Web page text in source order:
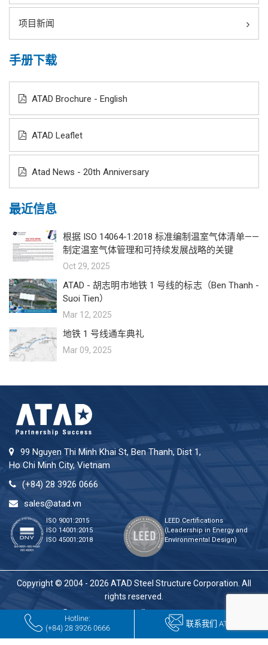
项目新闻
手册下载
ATAD Brochure - English
ATAD Leaflet
Atad News - 20th Anniversary
最近信息
根据 ISO 14064-1:2018 标准编制温室气体清单——
制定温室气体管理和可持续发展战略的关键
Oct 29, 2025
ATAD - 胡志明市地铁 1 号线的标志（Ben Thanh -
Suoi Tien）
Mar 12, 2025
地铁 1 号线通车典礼
Mar 09, 2025
99 Nguyen Thi Minh Khai St, Ben Thanh, Dist 1,
Ho Chi Minh City, Vietnam
(+84) 28 3926 0666
sales@atad.vn
ISO 9001:2015
ISO 14001:2015
ISO 45001:2018
LEED Certifications
(Leadership in Energy and
Environmental Design)
Copyright © 2004 - 2026 ATAD Steel Structure Corporation. All
rights reserved.
Hotline:
(+84) 28 3926 0666
联系我们 ATAD